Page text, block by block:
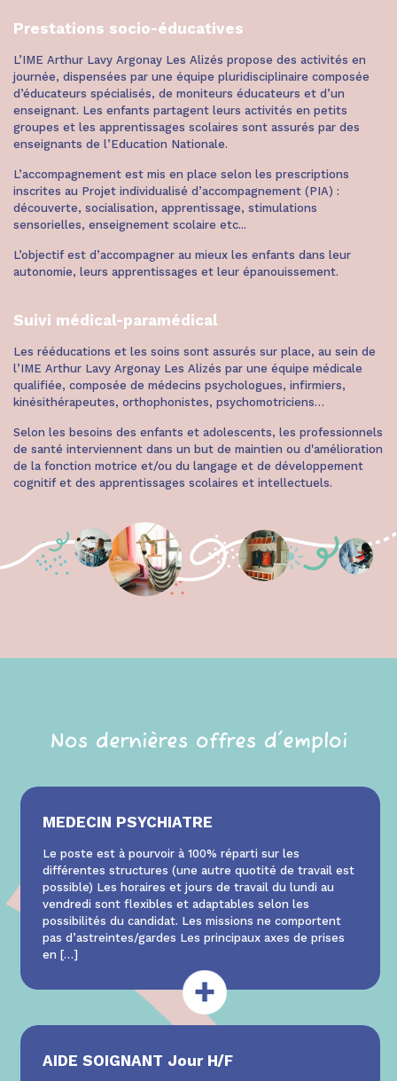
Prestations socio-éducatives
L’IME Arthur Lavy Argonay Les Alizés propose des activités en
journée, dispensées par une équipe pluridisciplinaire composée
d’éducateurs spécialisés, de moniteurs éducateurs et d’un
enseignant. Les enfants partagent leurs activités en petits
groupes et les apprentissages scolaires sont assurés par des
enseignants de l’Education Nationale.
L’accompagnement est mis en place selon les prescriptions
inscrites au Projet individualisé d’accompagnement (PIA) :
découverte, socialisation, apprentissage, stimulations
sensorielles, enseignement scolaire etc...
L’objectif est d’accompagner au mieux les enfants dans leur
autonomie, leurs apprentissages et leur épanouissement.
Suivi médical-paramédical
Les rééducations et les soins sont assurés sur place, au sein de
l’IME Arthur Lavy Argonay Les Alizés par une équipe médicale
qualifiée, composée de médecins psychologues, infirmiers,
kinésithérapeutes, orthophonistes, psychomotriciens…
Selon les besoins des enfants et adolescents, les professionnels
de santé interviennent dans un but de maintien ou d'amélioration
de la fonction motrice et/ou du langage et de développement
cognitif et des apprentissages scolaires et intellectuels.
Nos dernières offres d'emploi
MEDECIN PSYCHIATRE
Le poste est à pourvoir à 100% réparti sur les
différentes structures (une autre quotité de travail est
possible) Les horaires et jours de travail du lundi au
vendredi sont flexibles et adaptables selon les
possibilités du candidat. Les missions ne comportent
pas d’astreintes/gardes Les principaux axes de prises
en […]
AIDE SOIGNANT Jour H/F